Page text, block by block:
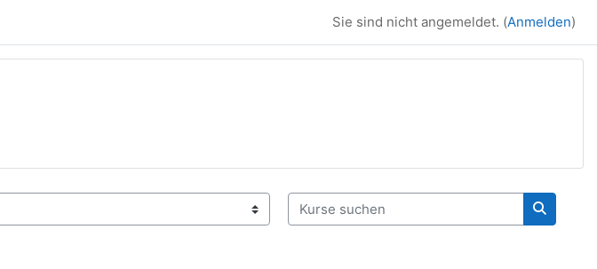
Sie sind nicht angemeldet. (Anmelden)
Kurse suchen
Kurse